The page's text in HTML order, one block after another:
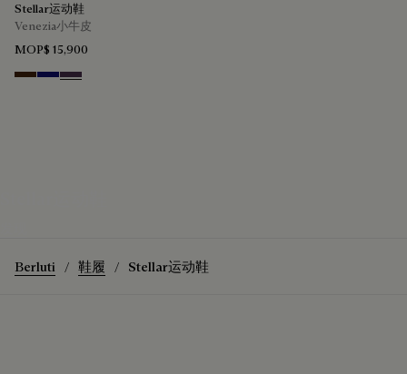
Stellar运动鞋
Venezia小牛皮
MOP$ 15,900
Marrone Intenso
Abisso
Plum
Berluti 鞋履 Stellar运动鞋